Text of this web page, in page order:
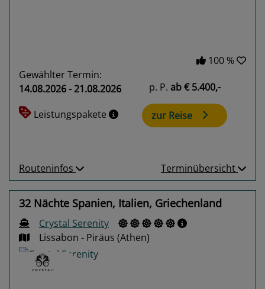
100 %
Gewählter Termin:
14.08.2026 - 21.08.2026
Leistungspakete
p. P. ab€ 5.400,-
zur Reise
Routeninfos Terminübersicht
32 Nächte Spanien, Italien, Griechenland
Crystal Serenity
Lissabon - Piräus (Athen)